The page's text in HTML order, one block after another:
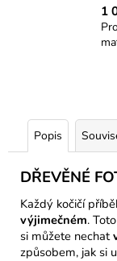
1
Popis
DŘEVĚNÉ
Každý kočičí
výjimečném. Toto
si můžete nechat
způsobem, jak si